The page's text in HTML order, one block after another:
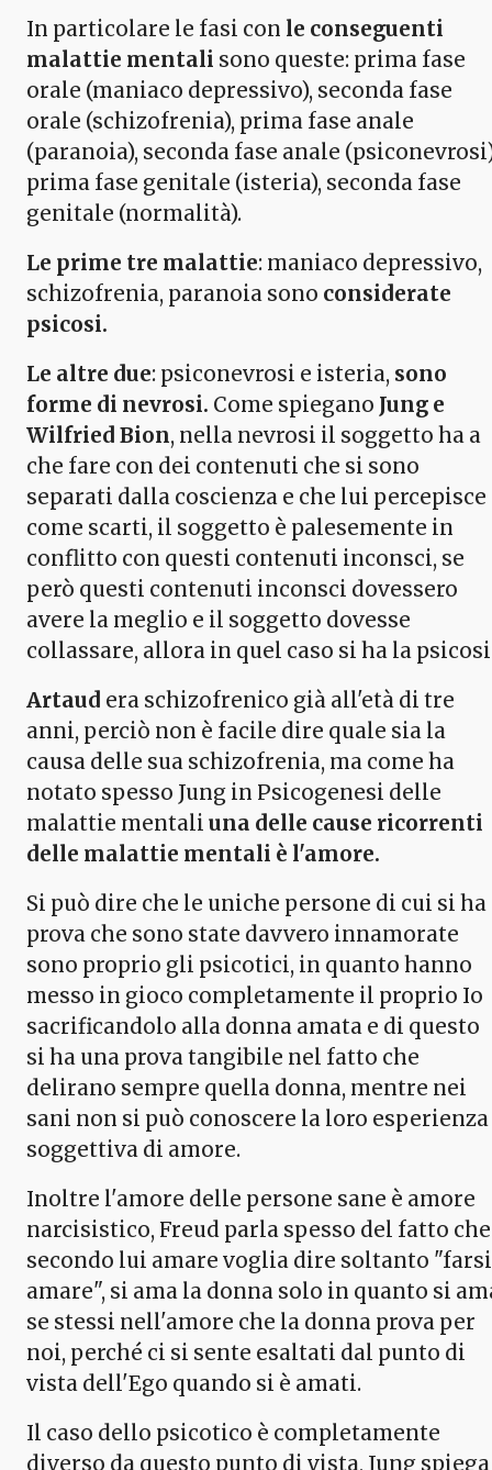
In particolare le fasi con le conseguenti
malattie mentali sono queste: prima fase
orale (maniaco depressivo), seconda fase
orale (schizofrenia), prima fase anale
(paranoia), seconda fase anale
prima fase genitale (isteria), seconda fase
genitale (normalità).
Le prime tre malattie: maniaco depressivo,
schizofrenia, paranoia sono considerate
psicosi.
Le altre due: psiconevrosi e isteria, sono
forme di nevrosi. Come spiegano Jung e
Wilfried Bion, nella nevrosi il soggetto ha a
che fare con dei contenuti che si sono
separati dalla coscienza e che lui percepisce
come scarti, il soggetto è palesemente in
conflitto con questi contenuti inconsci, se
però questi contenuti inconsci dovessero
avere la meglio e il soggetto dovesse
collassare, allora in quel caso si ha la
Artaud era schizofrenico già all'età di tre
anni, perciò non è facile dire quale sia la
causa delle sua schizofrenia, ma come ha
notato spesso Jung in Psicogenesi delle
malattie mentali una delle cause ricorrenti
delle malattie mentali è l'amore.
Si può dire che le uniche persone di cui si ha
prova che sono state davvero innamorate
sono proprio gli psicotici, in quanto hanno
messo in gioco completamente il proprio Io
sacrificandolo alla donna amata e di questo
si ha una prova tangibile nel fatto che
delirano sempre quella donna, mentre nei
sani non si può conoscere la loro esperienza
soggettiva di amore.
Inoltre l'amore delle persone sane è amore
narcisistico, Freud parla spesso del fatto che
secondo lui amare voglia dire soltanto "farsi
amare", si ama la donna solo in quanto si
se stessi nell'amore che la donna prova per
noi, perché ci si sente esaltati dal punto di
vista dell'Ego quando si è amati.
Il caso dello psicotico è completamente
diverso da questo punto di vista, Jung spiega